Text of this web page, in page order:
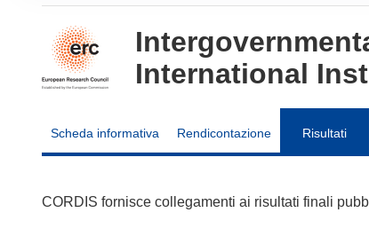
International
Scheda informativa Rendicontazione Risultati
CORDIS fornisce collegamenti ai risultati finali